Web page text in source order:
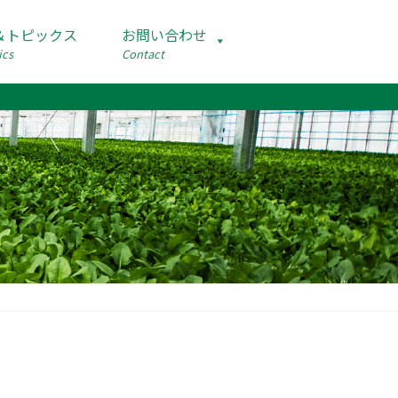
トピックス お問い合わせ
Contact
サイト